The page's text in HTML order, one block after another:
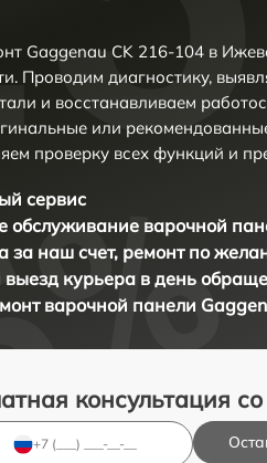
Gaggenau CK 216-104 в
Проводим диагностику,
и восстанавливаем
или
проверку всех функций и
сервис
обслуживание варочной
за наш счет, ремонт по
курьера в день
варочной панели
консультация